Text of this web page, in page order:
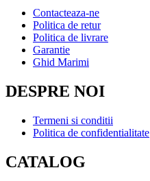
Contacteaza-ne
Politica de retur
Politica de livrare
Garantie
Ghid Marimi
DESPRE NOI
Termeni si conditii
Politica de confidentialitate
CATALOG